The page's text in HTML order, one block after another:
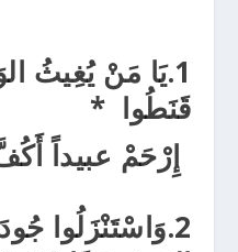
1. يَا مَنْ يُغِيثُ
قَنَطُوا *
إِرْحَمْ عبيداً
2. وَاسْتَنْزَلُوا